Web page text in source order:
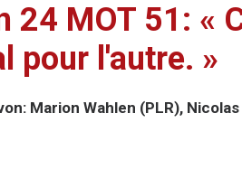
24 MOT 51: «
pour l'autre. »
Marion Wahlen (PLR), Nicolas